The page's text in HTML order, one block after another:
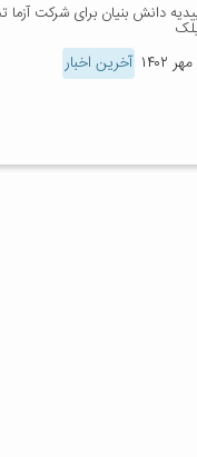
دانش بنیان برای شرکت آزما
آخرین اخبار